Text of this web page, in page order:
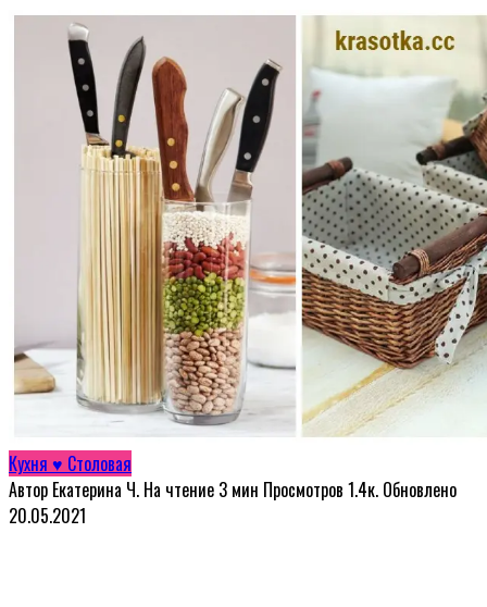
Кухня ♥ Столовая
Автор Екатерина Ч. На чтение 3 мин Просмотров 1.4к. Обновлено
20.05.2021